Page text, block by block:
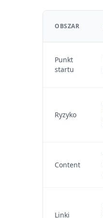
OBSZAR
Punkt
startu
Ryzyko
Content
Linki